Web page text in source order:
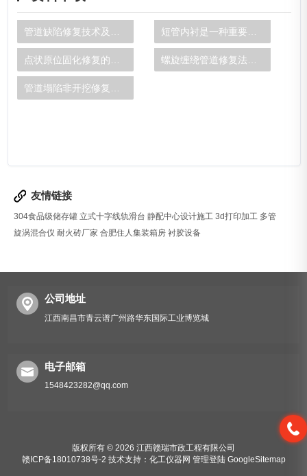
友情链接
304食品级储存罐 立式十字线轨滑台 静配中心设计施工 3d打印加工 多管
旋涡混合仪 耐火砖厂家 合肥住人集装箱房 衬胶设备
公司地址
江西南昌市青云谱广州路华东国际工业博览城
电子邮箱
1548423282@qq.com
版权所有 © 2026 江西赣瑞市政工程有限公司
赣ICP备18010738号-2 技术支持： 化工仪器网 管理登陆 GoogleSitemap